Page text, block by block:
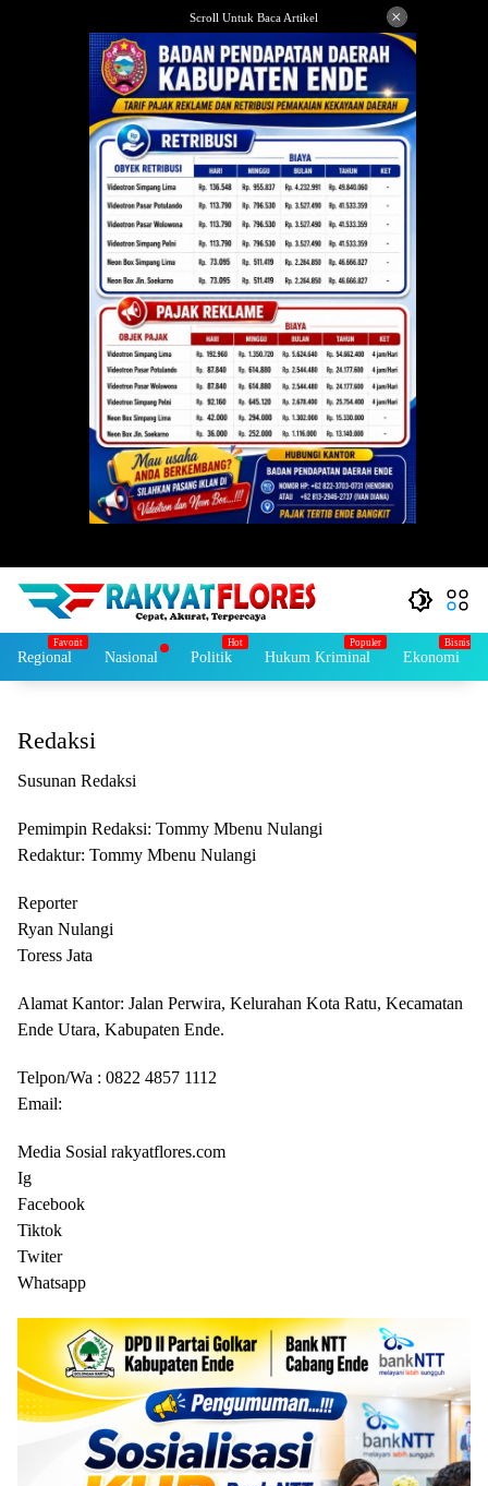
Scroll Untuk Baca Artikel ×
Regional Nasional Politik Hukum Kriminal Ekonomi
Redaksi
Susunan Redaksi
Pemimpin Redaksi: Tommy Mbenu Nulangi
Redaktur: Tommy Mbenu Nulangi
Reporter
Ryan Nulangi
Toress Jata
Alamat Kantor: Jalan Perwira, Kelurahan Kota Ratu, Kecamatan
Ende Utara, Kabupaten Ende.
Telpon/Wa : 0822 4857 1112
Email:
Media Sosial rakyatflores.com
Ig
Facebook
Tiktok
Twiter
Whatsapp